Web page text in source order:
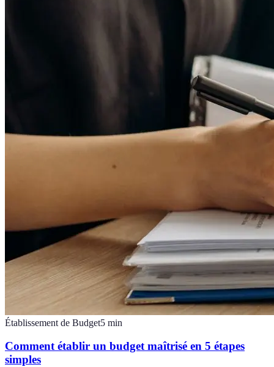
Établissement de Budget5 min
Comment établir un budget maîtrisé en 5 étapes
simples